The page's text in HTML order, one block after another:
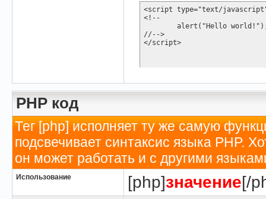
<script type="text/
<!--
//-->
</script>
PHP код
Тег [php] исполняет ту же самую
подсвечивает синтаксис языка PHP.
он может работать и с другими
Использование [php]значение[/